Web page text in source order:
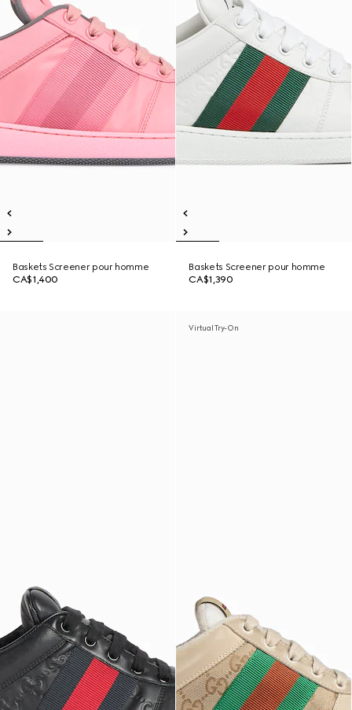
Baskets Screener pour homme
CA$1,400
Baskets Screener pour homme
CA$1,390
Virtual Try-On